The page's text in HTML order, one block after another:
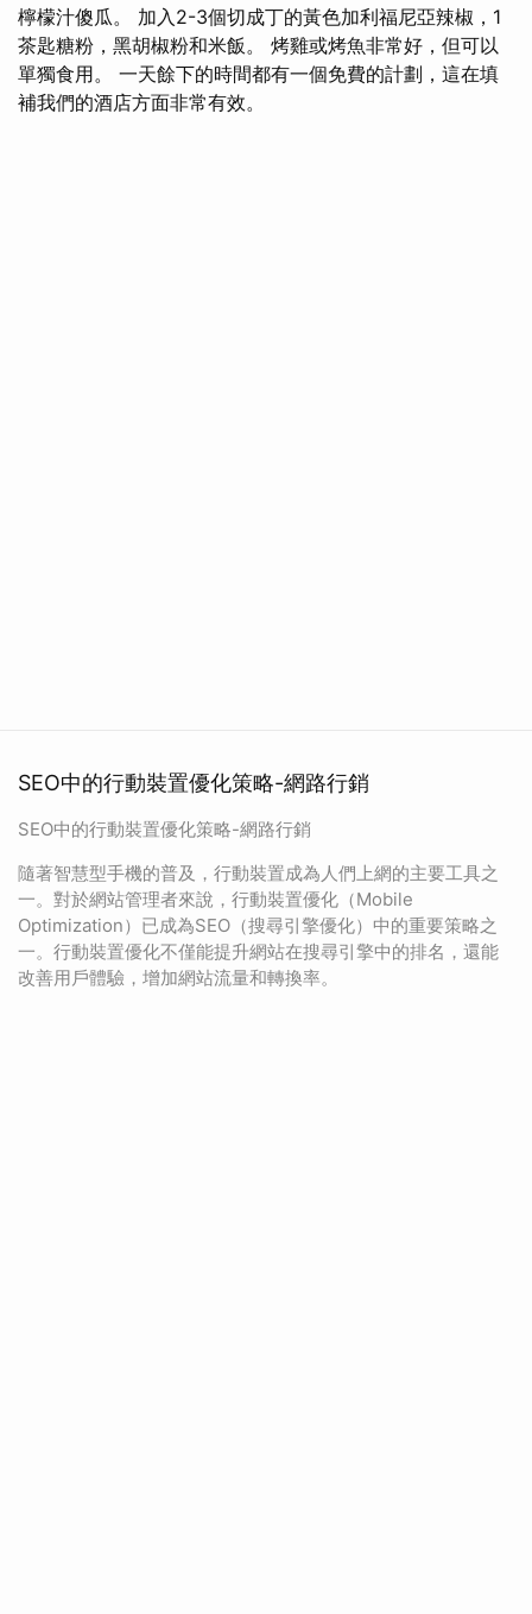
檸檬汁傻瓜。 加入2-3個切成丁的黃色加利福尼亞辣椒，1
茶匙糖粉，黑胡椒粉和米飯。 烤雞或烤魚非常好，但可以
單獨食用。 一天餘下的時間都有一個免費的計劃，這在填
補我們的酒店方面非常有效。
SEO中的行動裝置優化策略-網路行銷
SEO中的行動裝置優化策略-網路行銷
隨著智慧型手機的普及，行動裝置成為人們上網的主要工具之
一。對於網站管理者來說，行動裝置優化（Mobile
Optimization）已成為SEO（搜尋引擎優化）中的重要策略之
一。行動裝置優化不僅能提升網站在搜尋引擎中的排名，還能
改善用戶體驗，增加網站流量和轉換率。